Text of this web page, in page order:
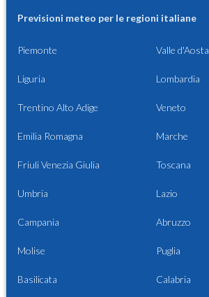
Previsioni meteo per le regioni italiane
Piemonte Valle d'Aosta
Liguria Lombardia
Trentino Alto Adige Veneto
Emilia Romagna Marche
Friuli Venezia Giulia Toscana
Umbria Lazio
Campania Abruzzo
Molise Puglia
Basilicata Calabria